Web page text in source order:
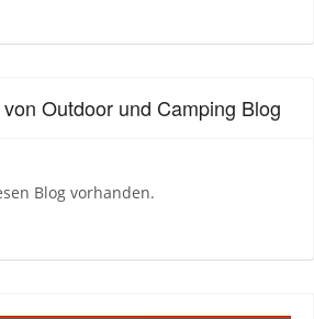
Outdoor und Camping Blog
Blog vorhanden.